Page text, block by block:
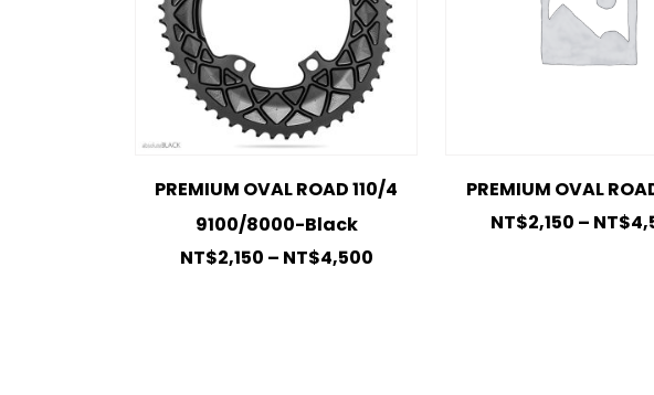
PREMIUM OVAL ROAD 110/4
9100/8000-Black
NT$2,150 – NT$4,500
PREMIUM OVAL
NT$2,150 – NT$